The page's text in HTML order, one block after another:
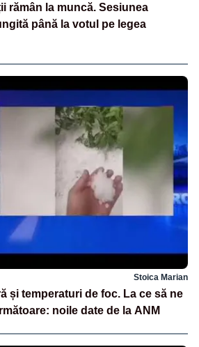
rămân la muncă. Sesiunea
până la votul pe legea
Stoica Marian
și temperaturi de foc. La ce să ne
noile date de la ANM